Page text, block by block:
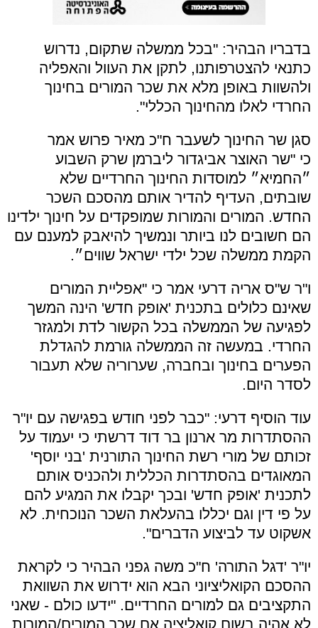
בדבריו הבהיר: "בכל ממשלה שתקום, נדרוש
כתנאי להצטרפותנו, לתקן את העוול והאפליה
ולהשוות באופן מלא את שכר המורים בחינוך
החרדי לאלו מהחינוך הכללי".
סגן שר החינוך לשעבר ח"כ מאיר פרוש אמר
כי "שר האוצר אביגדור ליברמן שרק השבוע
״החמיא״ למוסדות החינוך החרדיים שלא
שובתים, העדיף להדיר אותם מהסכם השכר
החדש. המורים והמורות שמופקדים על חינוך ילדינו
הם חשובים לנו ביותר ונמשיך להיאבק למענם עם
הקמת ממשלה שכל ילדי ישראל שווים״.
ו"ר ש"ס אריה דרעי אמר כי "אפליית המורים
שאינם כלולים בתכנית 'אופק חדש' הינה המשך
לפגיעה של הממשלה בכל הקשור לדת ולמגזר
החרדי. במעשה זה הממשלה גורמת להגדלת
הפערים בחינוך ובחברה, שערוריה שלא תעבור
לסדר היום.
עוד הוסיף דרעי: "כבר לפני חודש בפגישה עם יו"ר
ההסתדרות מר ארנון בר דוד דרשתי כי יעמוד על
זכותם של מורי רשת החינוך התורנית 'בני יוסף'
המאוגדים בהסתדרות הכללית ולהכניס אותם
לתכנית 'אופק חדש' ובכך יקבלו את המגיע להם
על פי דין וגם יכללו בהעלאת השכר הנוכחית. לא
אשקוט עד לביצוע הדברים".
יו"ר 'דגל התורה' ח"כ משה גפני הבהיר כי לקראת
ההסכם הקואליציוני הבא הוא ידרוש את השוואת
התקציבים גם למורים החרדיים. "ידעו כולם - שאני
לא אהיה בשום קואליציה אם שכר המורים/המורות